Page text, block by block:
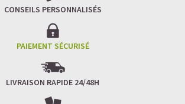
gourmands qui veulent se faire plaisir
objectifs.
frappé au Caramel Protéiné
CONSEILS PERSONNALISÉS
PAIEMENT SÉCURISÉ
LIVRAISON RAPIDE 24/48H